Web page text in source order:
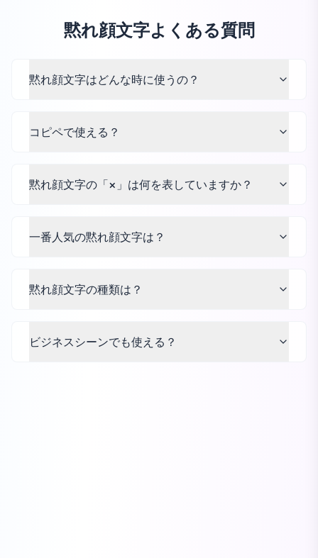
黙れ顔文字よくある質問
黙れ顔文字はどんな時に使うの？
コピペで使える？
黙れ顔文字の「×」は何を表していますか？
一番人気の黙れ顔文字は？
黙れ顔文字の種類は？
ビジネスシーンでも使える？